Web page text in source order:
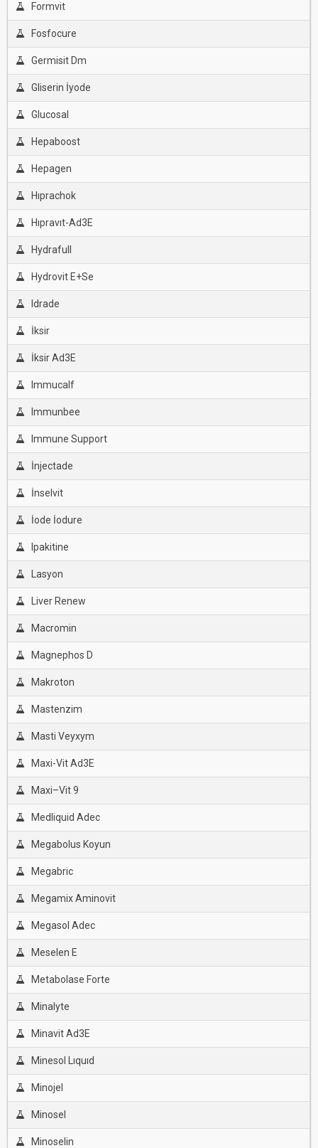
Formvit
Fosfocure
Germisit Dm
Gliserin İyode
Glucosal
Hepaboost
Hepagen
Hıprachok
Hıpravıt-Ad3E
Hydrafull
Hydrovit E+Se
Idrade
İksir
İksir Ad3E
Immucalf
Immunbee
Immune Support
İnjectade
İnselvit
İode İodure
Ipakitine
Lasyon
Liver Renew
Macromin
Magnephos D
Makroton
Mastenzim
Masti Veyxym
Maxi-Vit Ad3E
Maxi–Vit 9
Medliquid Adec
Megabolus Koyun
Megabric
Megamix Aminovit
Megasol Adec
Meselen E
Metabolase Forte
Minalyte
Minavit Ad3E
Minesol Lıquıd
Minojel
Minosel
Minoselin